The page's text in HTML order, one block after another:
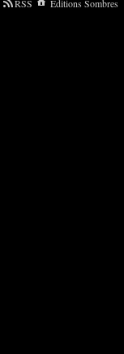
RSS
Éditions Sombres